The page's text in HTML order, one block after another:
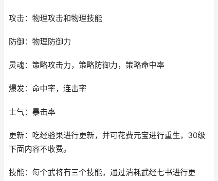
攻击：物理攻击和物理技能
防御：物理防御力
灵魂：策略攻击力，策略防御力，策略命中率
爆发：命中率，连击率
士气：暴击率
更新：吃经验果进行更新，并可花费元宝进行重生，30级
下面内容不收费。
技能：每个武将有三个技能，通过消耗武经七书进行更